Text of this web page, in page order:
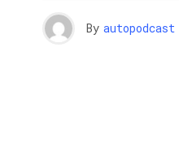
By autopodcast